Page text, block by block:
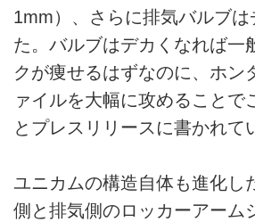
1mm）、さらに排気バルブ
た。バルブはデカくなれば一
クが痩せるはずなのに、ホン
ァイルを大幅に攻めることで
とプレスリリースに書かれて
ユニカムの構造自体も進化し
側と排気側のロッカーアーム